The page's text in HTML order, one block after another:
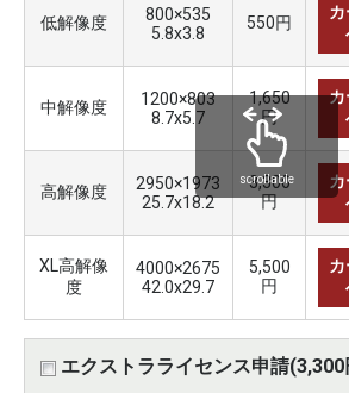
低解像度
800×535
5.8x3.8
550円
カ
中解像度
1200×803
8.7x5.7
1,650
円
カ
高解像度
2950×1973
25.7x18.2
3,300
円
XL高解像
度
4000×2675
42.0x29.7
5,500
円
カ
エクストラライセンス申請(3,300
scrollable